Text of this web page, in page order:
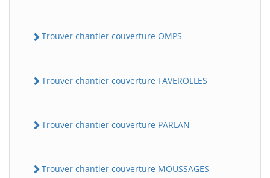
Trouver chantier couverture OMPS
Trouver chantier couverture FAVEROLLES
Trouver chantier couverture PARLAN
Trouver chantier couverture MOUSSAGES